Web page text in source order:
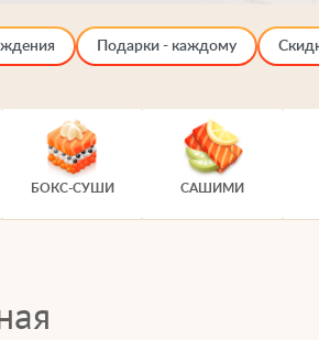
Подарки - каждому
БОКС-СУШИ САШИМИ